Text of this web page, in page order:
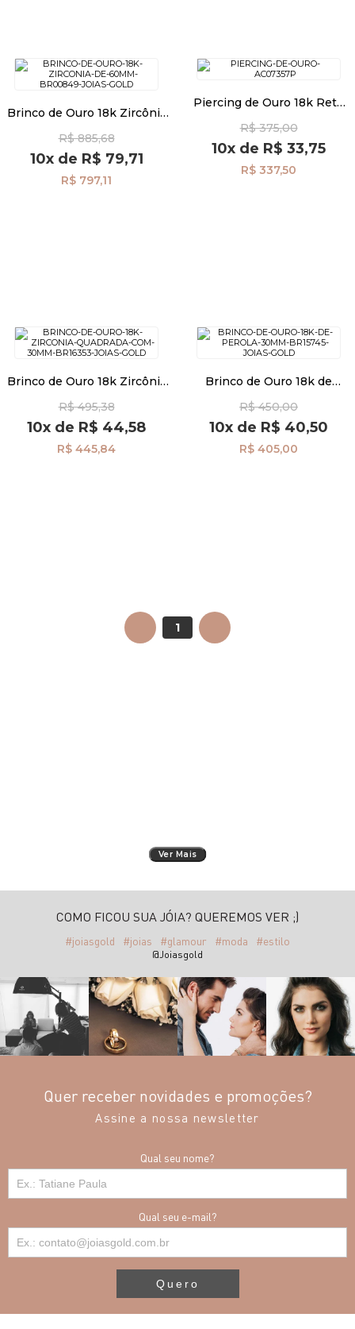
Brinco de Ouro 18k Zircônia
R$ 885,68
10xde R$ 79,71
R$ 797,11
Piercing de Ouro 18k Reto
R$ 375,00
10x de R$ 33,75
R$ 337,50
Brinco de Ouro 18k Zircônia
br16353
R$ 495,38
10x de R$ 44,58
R$ 445,84
Brinco de Ouro 18k de
R$ 450,00
10x de R$ 40,50
R$ 405,00
ANTERIOR 1 PRÓXIMO
Ver Mais
COMO FICOU SUA JÓIA? QUEREMOS VER ;)
#joiasgold #joias #glamour #moda #estilo
@Joiasgold
Quer receber novidades e promoções?
Assine a nossa newsletter
Qual seu nome?
Qual seu e-mail?
Quero